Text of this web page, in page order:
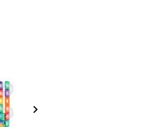
keyboard_arrow_right